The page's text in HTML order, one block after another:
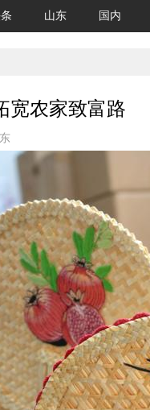
山东 国内
宽农家致富路